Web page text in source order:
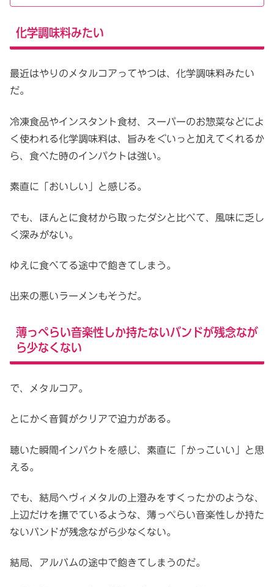
化学調味料みたい
最近はやりのメタルコアってやつは、化学調味料みたい
だ。
冷凍食品やインスタント食材、スーパーのお惣菜などによ
く使われる化学調味料は、旨みをぐいっと加えてくれるか
ら、食べた時のインパクトは強い。
素直に「おいしい」と感じる。
でも、ほんとに食材から取ったダシと比べて、風味に乏し
く深みがない。
ゆえに食べてる途中で飽きてしまう。
出来の悪いラーメンもそうだ。
薄っぺらい音楽性しか持たないバンドが残念なが
ら少なくない
で、メタルコア。
とにかく音質がクリアで迫力がある。
聴いた瞬間インパクトを感じ、素直に「かっこいい」と思
える。
でも、結局ヘヴィメタルの上澄みをすくったかのような、
上辺だけを撫でているような、薄っぺらい音楽性しか持た
ないバンドが残念ながら少なくない。
結局、アルバムの途中で飽きてしまうのだ。